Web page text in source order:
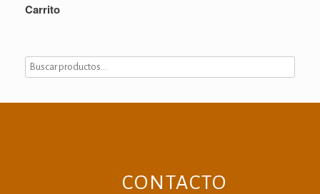
Carrito
CONTACTO